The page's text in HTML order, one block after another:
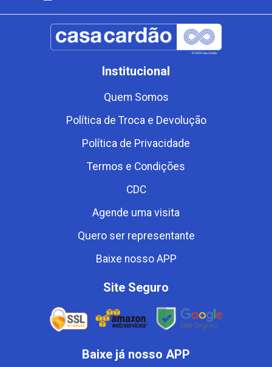
Institucional
Quem Somos
Política de Troca e Devolução
Política de Privacidade
Termos e Condições
CDC
Agende uma visita
Quero ser representante
Baixe nosso APP
Site Seguro
Baixe já nosso APP